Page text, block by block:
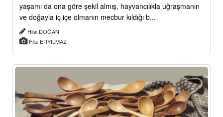
yaşamı da ona göre şekil almış, hayvancılıkla uğraşmanın
ve doğayla iç içe olmanın mecbur kıldığı b...
Hilal DOĞAN
Filiz ERYILMAZ